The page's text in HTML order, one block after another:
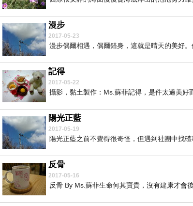
漫步
2017-05-23
漫步偶爾相遇，偶爾錯身，這就是晴天的美好
記得
2017-05-22
攝影，黏土製作：Ms.蘇菲記得，是件太過美好
陽光正藍
2017-05-19
陽光正藍之前不覺得很奇怪，但遇到社團中找
反骨
2017-05-16
反骨 By Ms.蘇菲生命何其寶貴，沒有建康才會